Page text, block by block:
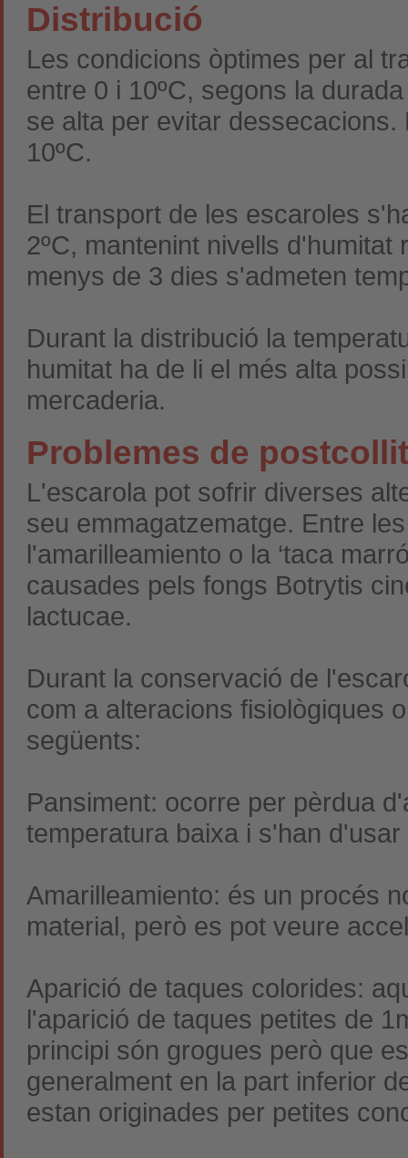
Distribució
Les condicions òptimes per al
entre 0 i 10ºC, segons la
se alta per evitar
10ºC.
El transport de les escaroles
2ºC, mantenint nivells
menys de 3 dies s'admeten
Durant la distribució la
humitat ha de li el més alta
mercaderia.
Problemes de
L'escarola pot sofrir diverses
seu emmagatzematge. Entre
l'amarilleamiento o la ‘taca
causades pels fongs Botrytis
lactucae.
Durant la conservació de
com a alteracions fisiològiques
següents:
Pansiment: ocorre per pèrdua
temperatura baixa i s'han
Amarilleamiento: és un procés
material, però es pot veure
Aparició de taques colorides:
l'aparició de taques petites de
principi són grogues però que
generalment en la part inferior
estan originades per petites